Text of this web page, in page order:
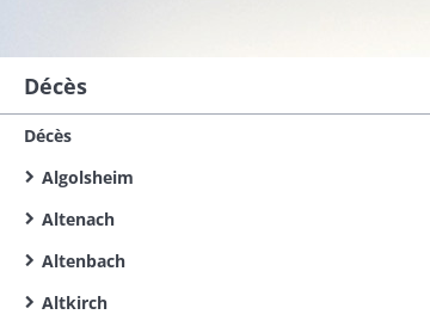
Décès
Décès
Algolsheim
Altenach
Altenbach
Altkirch